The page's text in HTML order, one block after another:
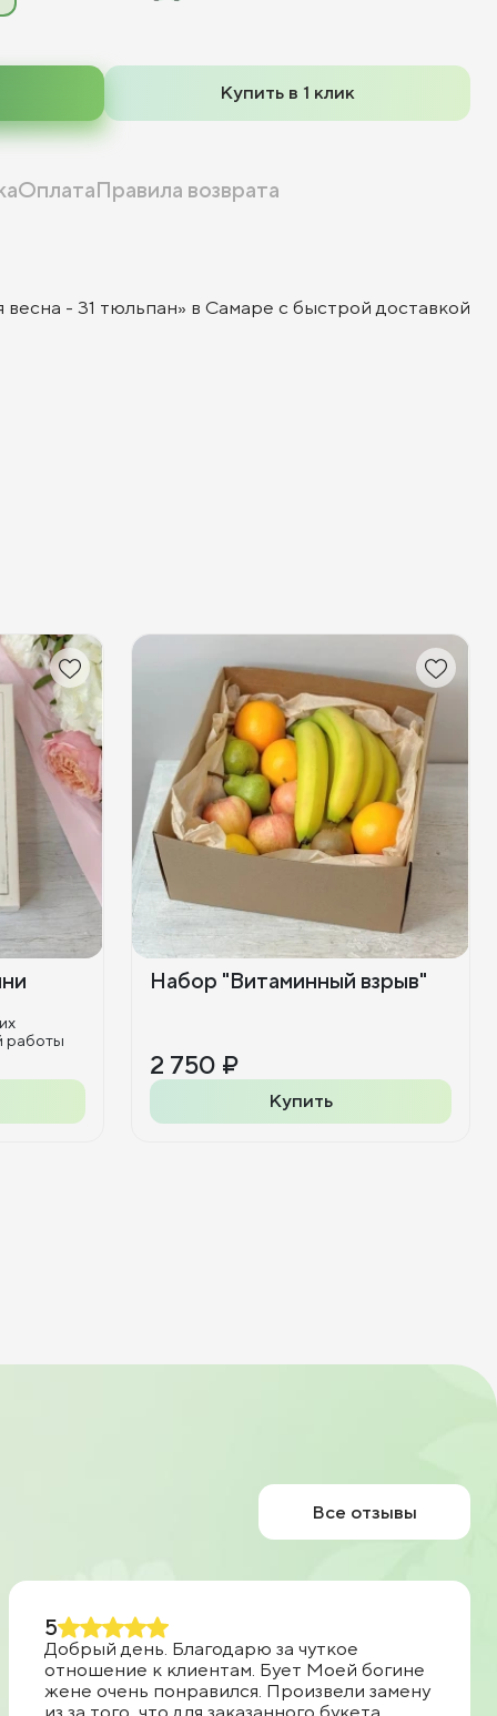
Купить в 1 клик
ОплатаПравила возврата
- 31 тюльпан» в Самаре с быстрой доставкой
работы
Набор "Витаминный взрыв"
2 750 ₽
Купить
Все отзывы
5
Добрый день. Благодарю за чуткое
отношение к клиентам. Бует Моей богине
жене очень понравился. Произвели замену
из за того, что для заказанного букета